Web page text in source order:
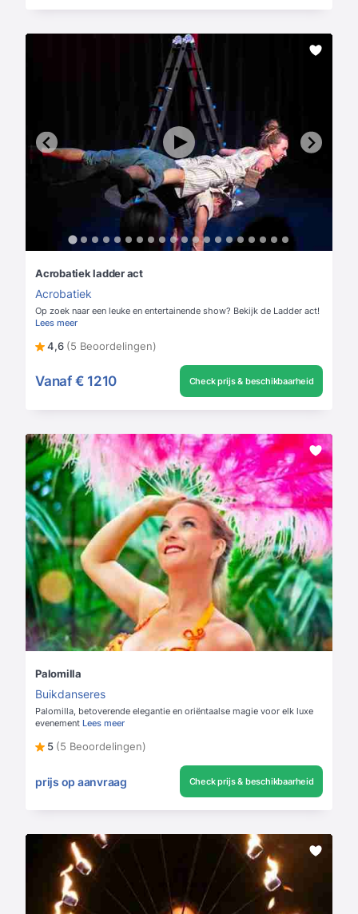
Acrobatiek ladder act
Acrobatiek
Op zoek naar een leuke en entertainende show? Bekijk de Ladder act!
Lees meer
4,6 (5 Beoordelingen)
Vanaf € 1210 Check prijs & beschikbaarheid
Palomilla
Buikdanseres
Palomilla, betoverende elegantie en oriëntaalse magie voor elk luxe
evenement Lees meer
5 (5 Beoordelingen)
prijs op aanvraag Check prijs & beschikbaarheid